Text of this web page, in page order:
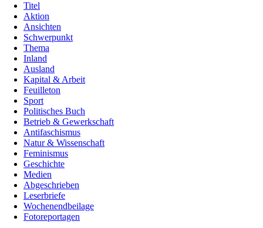
Titel
Aktion
Ansichten
Schwerpunkt
Thema
Inland
Ausland
Kapital & Arbeit
Feuilleton
Sport
Politisches Buch
Betrieb & Gewerkschaft
Antifaschismus
Natur & Wissenschaft
Feminismus
Geschichte
Medien
Abgeschrieben
Leserbriefe
Wochenendbeilage
Fotoreportagen